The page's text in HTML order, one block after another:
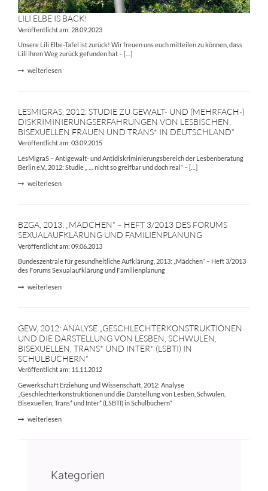
LILI ELBE IS BACK!
Veröffentlicht am: 28.09.2023
Unsere Lili Elbe-Tafel ist zurück! Wir freuen uns euch mitteilen zu können, dass
Lili ihren Weg zurück gefunden hat – […]
weiterlesen
LESMIGRAS, 2012: STUDIE ZU GEWALT- UND (MEHRFACH-)
DISKRIMINIERUNGSERFAHRUNGEN VON LESBISCHEN,
BISEXUELLEN FRAUEN UND TRANS* IN DEUTSCHLAND“
Veröffentlicht am: 03.09.2015
LesMigraS – Antigewalt- und Antidiskriminierungsbereich der Lesbenberatung
Berlin e.V., 2012: Studie „ … nicht so greifbar und doch real“ – […]
weiterlesen
BZGA, 2013: „MÄDCHEN“ – HEFT 3/2013 DES FORUMS
SEXUALAUFKLÄRUNG UND FAMILIENPLANUNG
Veröffentlicht am: 09.06.2013
Bundeszentrale für gesundheitliche Aufklärung, 2013: „Mädchen“ – Heft 3/2013
des Forums Sexualaufklärung und Familienplanung
weiterlesen
GEW, 2012: ANALYSE „GESCHLECHTERKONSTRUKTIONEN
UND DIE DARSTELLUNG VON LESBEN, SCHWULEN,
BISEXUELLEN, TRANS* UND INTER* (LSBTI) IN
SCHULBÜCHERN“
Veröffentlicht am: 11.11.2012
Gewerkschaft Erziehung und Wissenschaft, 2012: Analyse
„Geschlechterkonstruktionen und die Darstellung von Lesben, Schwulen,
Bisexuellen, Trans* und Inter* (LSBTI) in Schulbüchern“
weiterlesen
Kategorien